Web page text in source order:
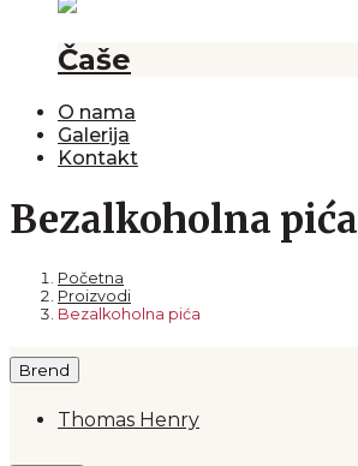
Čaše
O nama
Galerija
Kontakt
Bezalkoholna pića
Početna
Proizvodi
Bezalkoholna pića
Brend
Thomas Henry